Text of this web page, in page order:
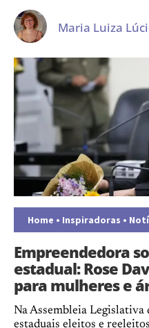
Maria Luiza
Home • Inspiradoras •
Empreendedora
estadual: Rose
para mulheres e
Na Assembleia Legislativa
estaduais eleitos e